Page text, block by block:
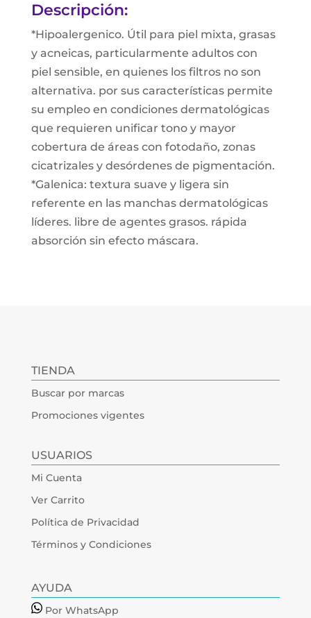
Descripción:
*Hipoalergenico. Útil para piel mixta, grasas
y acneicas, particularmente adultos con
piel sensible, en quienes los filtros no son
alternativa. por sus características permite
su empleo en condiciones dermatológicas
que requieren unificar tono y mayor
cobertura de áreas con fotodaño, zonas
cicatrizales y desórdenes de pigmentación.
*Galenica: textura suave y ligera sin
referente en las manchas dermatológicas
líderes. libre de agentes grasos. rápida
absorción sin efecto máscara.
TIENDA
Buscar por marcas
Promociones vigentes
USUARIOS
Mi Cuenta
Ver Carrito
Política de Privacidad
Términos y Condiciones
AYUDA
Por WhatsApp